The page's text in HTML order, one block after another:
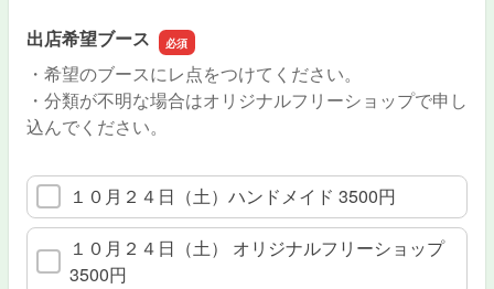
出店希望ブース
・希望のブースにレ点をつけてください。
・分類が不明な場合はオリジナルフリーショップで申し
込んでください。
１０月２４日（土）ハンドメイド 3500円
１０月２４日（土） オリジナルフリーショップ
3500円